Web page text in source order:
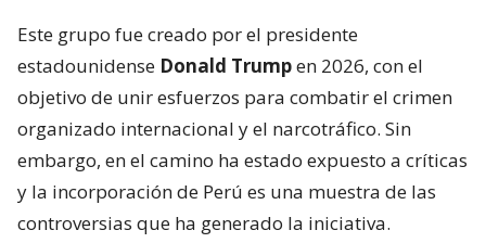
Este grupo fue creado por el presidente
estadounidense Donald Trumpen 2026, con el
objetivo de unir esfuerzos para combatir el crimen
organizado internacional y el narcotráfico. Sin
embargo, en el camino ha estado expuesto a críticas
y la incorporación de Perú es una muestra de las
controversias que ha generado la iniciativa.